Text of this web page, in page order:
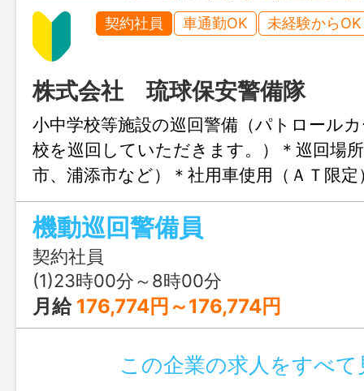
契約社員 車通勤OK 未経験からOK
株式会社 琉球保安警備隊
小中学校等施設の巡回警備（パトロール
校を巡回していただきます。）＊巡回場
市、浦添市など）＊社用車使用（ＡＴ
囲：変更なし
機動巡回警備員
契約社員
(1)23時00分～8時00分
月給 176,774円～176,774円
この企業の求人をすべて